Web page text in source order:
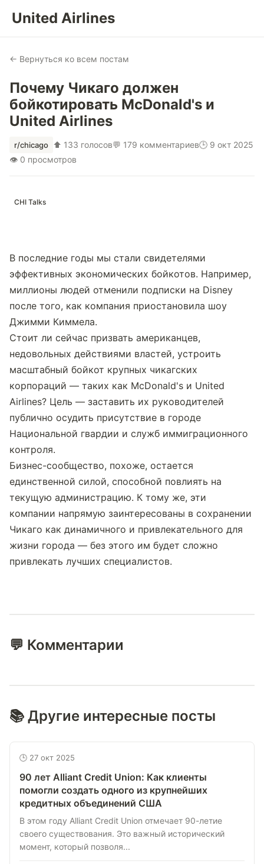
United Airlines
← Вернуться ко всем постам
Почему Чикаго должен
бойкотировать McDonald's и
United Airlines
r/chicago ⬆ 133 голосов💬 179 комментариев🕒 9 окт 2025
👁 0 просмотров
CHI Talks
В последние годы мы стали свидетелями
эффективных экономических бойкотов. Например,
миллионы людей отменили подписки на Disney
после того, как компания приостановила шоу
Джимми Киммела.
Стоит ли сейчас призвать американцев,
недовольных действиями властей, устроить
масштабный бойкот крупных чикагских
корпораций — таких как McDonald's и United
Airlines? Цель — заставить их руководителей
публично осудить присутствие в городе
Национальной гвардии и служб иммиграционного
контроля.
Бизнес-сообщество, похоже, остается
единственной силой, способной повлиять на
текущую администрацию. К тому же, эти
компании напрямую заинтересованы в сохранении
Чикаго как динамичного и привлекательного для
жизни города — без этого им будет сложно
привлекать лучших специалистов.
💬 Комментарии
📚 Другие интересные посты
🕒 27 окт 2025
90 лет Alliant Credit Union: Как клиенты
помогли создать одного из крупнейших
кредитных объединений США
В этом году Alliant Credit Union отмечает 90-летие
своего существования. Это важный исторический
момент, который позволя...